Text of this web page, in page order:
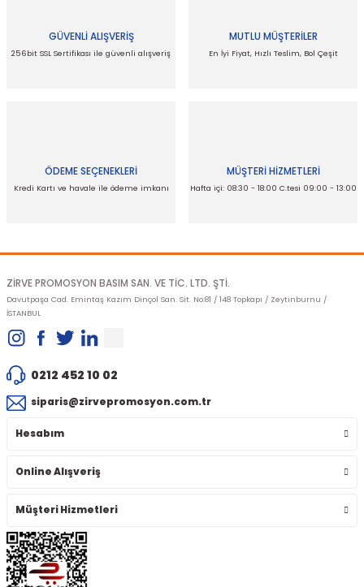
Ürün resmi kalitesiz, bozuk veya görüntülenemiyor.
GÜVENLİ ALIŞVERİŞ
256bit SSL Sertifikası ile güvenli alışveriş
MUTLU MÜŞTERİLER
En İyi Fiyat, Hızlı Teslim, Bol Çeşit
ÖDEME SEÇENEKLERİ
Kredi Kartı ve havale ile ödeme imkanı
MÜŞTERİ HİZMETLERİ
Hafta içi: 08:30 - 18:00 C.tesi 09:00 - 13:00
ZİRVE PROMOSYON BASIM SAN. VE TİC. LTD. ŞTİ.
Davutpaşa Cad. Emintaş Kazım Dinçol San. Sit. No:81 / 148 Topkapı / Zeytinburnu /
İSTANBUL
0212 452 10 02
siparis@zirvepromosyon.com.tr
Hesabım
Online Alışveriş
Müşteri Hizmetleri